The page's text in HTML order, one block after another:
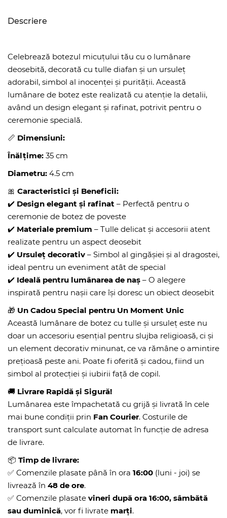
Descriere
Celebrează botezul micuțului tău cu o lumânare
deosebită, decorată cu tulle diafan și un ursuleț
adorabil, simbol al inocenței și purității. Această
lumânare de botez este realizată cu atenție la detalii,
având un design elegant și rafinat, potrivit pentru o
ceremonie specială.
📏 Dimensiuni:
Înălțime: 35 cm
Diametru: 4.5 cm
🎀 Caracteristici și Beneficii:
✔️ Design elegant și rafinat – Perfectă pentru o
ceremonie de botez de poveste
✔️ Materiale premium – Tulle delicat și accesorii atent
realizate pentru un aspect deosebit
✔️ Ursuleț decorativ – Simbol al gingășiei și al dragostei,
ideal pentru un eveniment atât de special
✔️ Ideală pentru lumânarea de naș – O alegere
inspirată pentru nașii care își doresc un obiect deosebit
🎁 Un Cadou Special pentru Un Moment Unic
Această lumânare de botez cu tulle și ursuleț este nu
doar un accesoriu esențial pentru slujba religioasă, ci și
un element decorativ minunat, ce va rămâne o amintire
prețioasă peste ani. Poate fi oferită și cadou, fiind un
simbol al protecției și iubirii față de copil.
🚚 Livrare Rapidă și Sigură!
Lumânarea este împachetată cu grijă și livrată în cele
mai bune condiții prin Fan Courier. Costurile de
transport sunt calculate automat în funcție de adresa
de livrare.
📦 Timp de livrare:
✅ Comenzile plasate până în ora 16:00 (luni - joi) se
livrează în 48 de ore.
✅ Comenzile plasate vineri după ora 16:00, sâmbătă
sau duminică, vor fi livrate marți.